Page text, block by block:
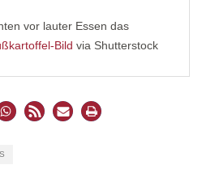
vor lauter Essen das
Bild via Shutterstock